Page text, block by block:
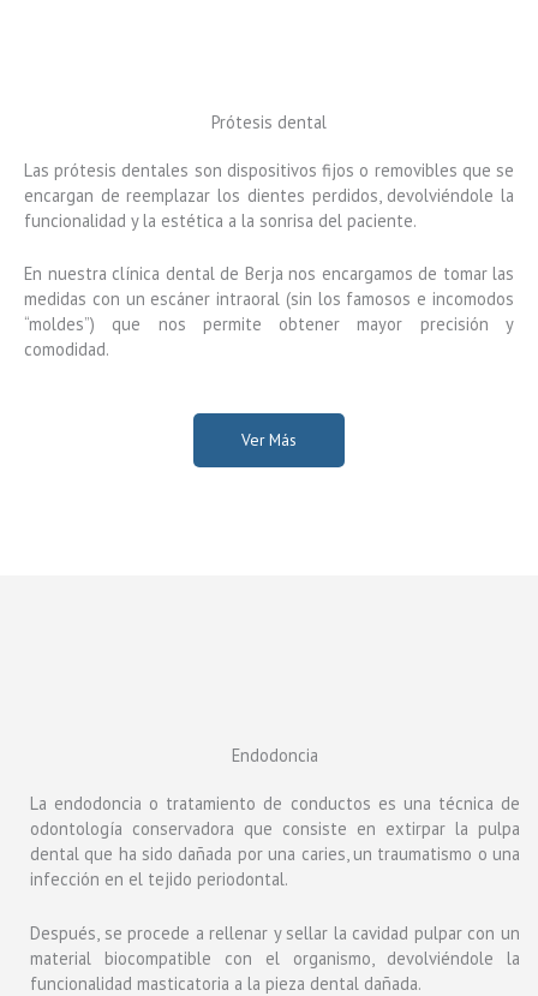
Prótesis dental
Las prótesis dentales son dispositivos fijos o removibles que se
encargan de reemplazar los dientes perdidos, devolviéndole la
funcionalidad y la estética a la sonrisa del paciente.
En nuestra clínica dental de Berja nos encargamos de tomar las
medidas con un escáner intraoral (sin los famosos e incomodos
“moldes”) que nos permite obtener mayor precisión y
comodidad.
Ver Más
Endodoncia
La endodoncia o tratamiento de conductos es una técnica de
odontología conservadora que consiste en extirpar la pulpa
dental que ha sido dañada por una caries, un traumatismo o una
infección en el tejido periodontal.
Después, se procede a rellenar y sellar la cavidad pulpar con un
material biocompatible con el organismo, devolviéndole la
funcionalidad masticatoria a la pieza dental dañada.